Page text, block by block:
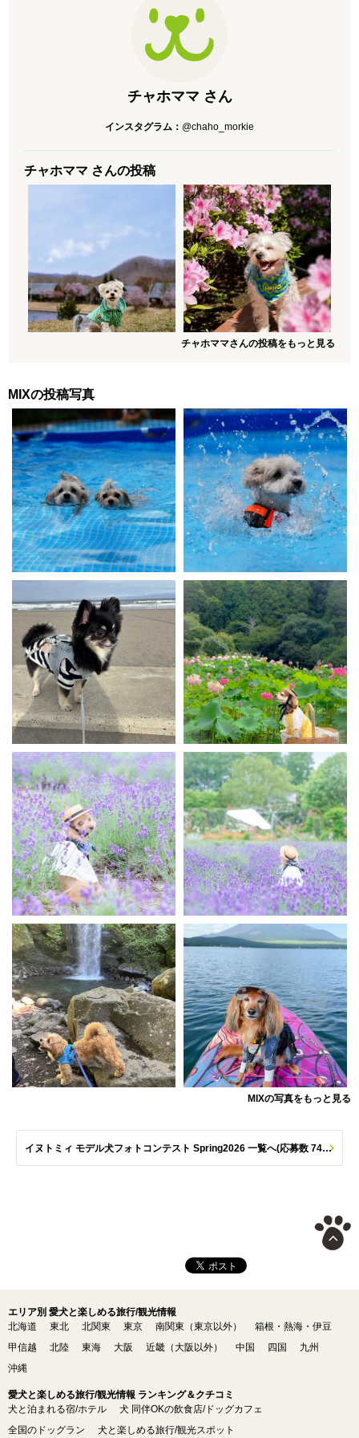
チャホママ さん
インスタグラム： @chaho_morkie
チャホママ さんの投稿
チャホママさんの投稿をもっと見る
MIXの投稿写真
MIXの写真をもっと見る
イヌトミィ モデル犬フォトコンテスト Spring2026 一覧へ(応募数 747枚)
エリア別 愛犬と楽しめる旅行/観光情報
北海道
東北 北関東 東京 南関東（東京以外）
箱根・熱海・伊豆
甲信越
北陸 東海 大阪 近畿（大阪以外） 中国 四国
九州
沖縄
愛犬と楽しめる旅行/観光情報 ランキング＆クチコミ
犬と泊まれる宿/ホテル
犬 同伴OKの飲食店/ドッグカフェ
全国のドッグラン
犬と楽しめる旅行/観光スポット